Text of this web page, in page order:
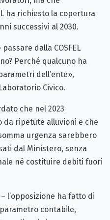
ha richiesto la copertura
successivi al 2030.
dalla COSFEL
Perché qualcuno ha
dell’ente»,
Civico.
che nel 2023
da ripetute alluvioni e che
urgenza sarebbero
dal Ministero, senza
né costituire debiti fuori
l’opposizione ha fatto di
contabile,